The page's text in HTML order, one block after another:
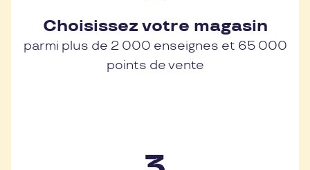
Choisissez votre magasin
parmi plus de 2 000 enseignes et 65 000
points de vente